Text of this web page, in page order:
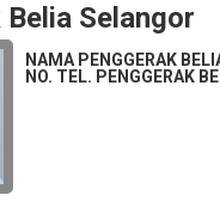
Selangor
NAMA PENGGERAK
NO. TEL. PENGGERAK